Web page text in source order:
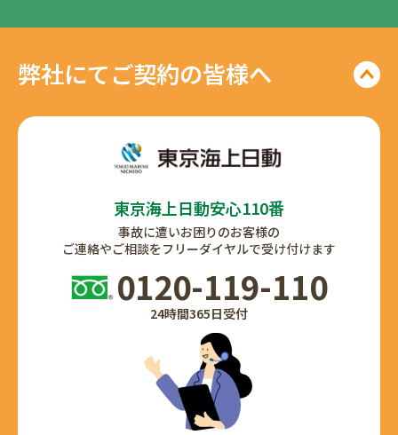
弊社にてご契約の皆様へ
東京海上日動安心110番
事故に遭いお困りのお客様の
ご連絡やご相談をフリーダイヤルで受け付けます
0120-119-110
24時間365日受付